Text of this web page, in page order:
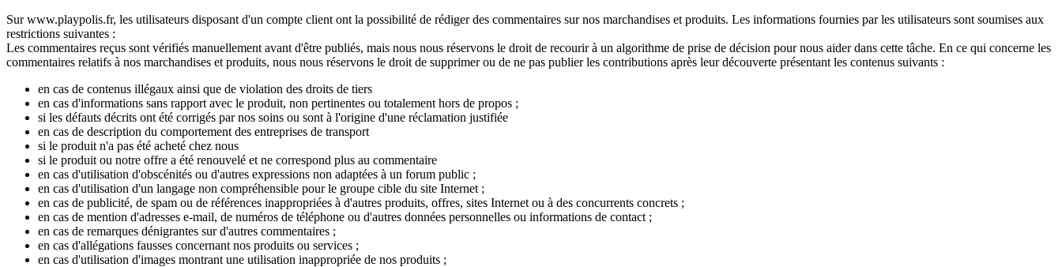
Sur www.playpolis.fr, les utilisateurs disposant d'un compte client ont la possibilité de rédiger des commentaires sur nos marchandises et produits. Les informations fournies par les utilisateurs sont soumises aux
restrictions suivantes :
Les commentaires reçus sont vérifiés manuellement avant d'être publiés, mais nous nous réservons le droit de recourir à un algorithme de prise de décision pour nous aider dans cette tâche. En ce qui concerne les
commentaires relatifs à nos marchandises et produits, nous nous réservons le droit de supprimer ou de ne pas publier les contributions après leur découverte présentant les contenus suivants :
en cas de contenus illégaux ainsi que de violation des droits de tiers
en cas d'informations sans rapport avec le produit, non pertinentes ou totalement hors de propos ;
si les défauts décrits ont été corrigés par nos soins ou sont à l'origine d'une réclamation justifiée
en cas de description du comportement des entreprises de transport
si le produit n'a pas été acheté chez nous
si le produit ou notre offre a été renouvelé et ne correspond plus au commentaire
en cas d'utilisation d'obscénités ou d'autres expressions non adaptées à un forum public ;
en cas d'utilisation d'un langage non compréhensible pour le groupe cible du site Internet ;
en cas de publicité, de spam ou de références inappropriées à d'autres produits, offres, sites Internet ou à des concurrents concrets ;
en cas de mention d'adresses e-mail, de numéros de téléphone ou d'autres données personnelles ou informations de contact ;
en cas de remarques dénigrantes sur d'autres commentaires ;
en cas d'allégations fausses concernant nos produits ou services ;
en cas d'utilisation d'images montrant une utilisation inappropriée de nos produits ;